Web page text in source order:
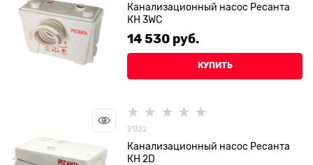
Канализационный насос Ресанта
КН 3WC
14 530 руб.
КУПИТЬ
21322
Канализационный насос Ресанта
КН 2D